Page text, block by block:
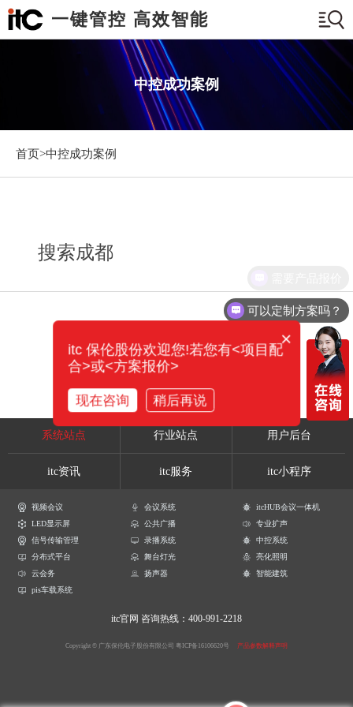
一键管控 高效智能
中控成功案例
首页>中控成功案例
搜索成都
系统站点 行业站点 用户后台
itc资讯 itc服务 itc小程序
视频会议 会议系统
itcHUB会议一体机
LED显示屏
公共广播
专业扩声
信号传输管理
录播系统
中控系统
分布式平台
舞台灯光
亮化照明
云会务
扬声器
智能建筑
pis车载系统
itc官网 咨询热线：400-991-2218
Copyright © 广东保伦电子股份有限公司 粤ICP备16106620号 产品参数解释声明
可以定制方案吗？
×
itc 保伦股份欢迎您!若您有<项目配
合>或<方案报价>
现在咨询 稍后再说